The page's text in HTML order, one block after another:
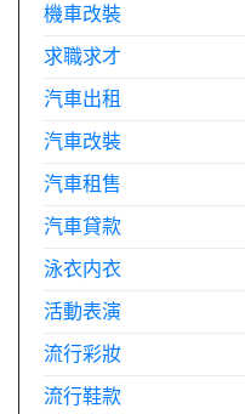
機車改裝
求職求才
汽車出租
汽車改裝
汽車租售
汽車貸款
泳衣内衣
活動表演
流行彩妝
流行鞋款